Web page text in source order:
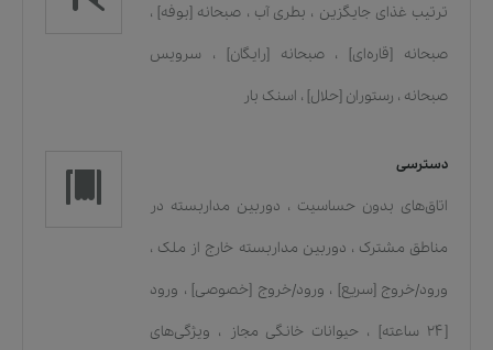
ترتیب غذای جایگزین ، بطری آب ، صبحانه [بوفه] ،
صبحانه [قاره‌ای] ، صبحانه [رایگان] ،
سرویس
صبحانه ، رستوران [حلال] ، اسنک بار
دسترسی
اتاق‌های بدون حساسیت ، دوربین مداربسته در
مناطق مشترک ، دوربین مداربسته خارج از ملک ،
ورود/خروج [سریع] ، ورود/خروج [خصوصی] ، ورود
[۲۴ ساعته]
، حیوانات خانگی مجاز ، ویژگی‌های